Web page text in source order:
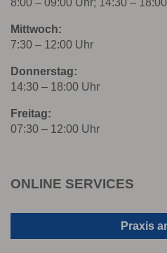
8:00 – 09:00 Uhr; 14:30 –
Mittwoch:
7:30 – 12:00 Uhr
Donnerstag:
14:30 – 18:00 Uhr
Freitag:
07:30 – 12:00 Uhr
ONLINE SERVICES
Praxis